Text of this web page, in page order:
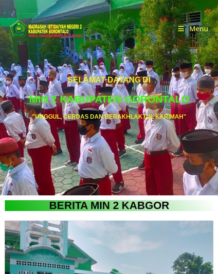
Menu
SELAMAT DATANG DI
MIN 2 KABUPATEN GORONTALO
"UNGGUL, CERDAS DAN BERAKHLAKTUL KARIMAH"
BERITA MIN 2 KABGOR